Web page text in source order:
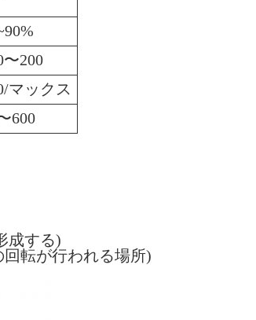
〜200
マックス
600
成する)
転が行われる場所)